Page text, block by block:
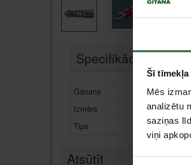
Šī
Mēs
analizētu
saziņas
viņi
Specifikācija
Garums
25
Izmērs
PH 2
Tips
Atsūtīt